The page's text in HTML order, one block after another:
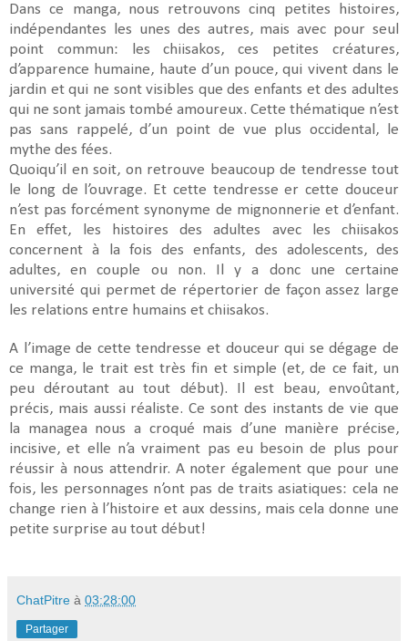
Dans ce manga, nous retrouvons cinq petites histoires,
indépendantes les unes des autres, mais avec pour seul
point commun: les chiisakos, ces petites créatures,
d’apparence humaine, haute d’un pouce, qui vivent dans le
jardin et qui ne sont visibles que des enfants et des adultes
qui ne sont jamais tombé amoureux. Cette thématique n’est
pas sans rappelé, d’un point de vue plus occidental, le
mythe des fées.
Quoiqu’il en soit, on retrouve beaucoup de tendresse tout
le long de l’ouvrage. Et cette tendresse er cette douceur
n’est pas forcément synonyme de mignonnerie et d’enfant.
En effet, les histoires des adultes avec les chiisakos
concernent à la fois des enfants, des adolescents, des
adultes, en couple ou non. Il y a donc une certaine
université qui permet de répertorier de façon assez large
les relations entre humains et chiisakos.
A l’image de cette tendresse et douceur qui se dégage de
ce manga, le trait est très fin et simple (et, de ce fait, un
peu déroutant au tout début). Il est beau, envoûtant,
précis, mais aussi réaliste. Ce sont des instants de vie que
la managea nous a croqué mais d’une manière précise,
incisive, et elle n’a vraiment pas eu besoin de plus pour
réussir à nous attendrir. A noter également que pour une
fois, les personnages n’ont pas de traits asiatiques: cela ne
change rien à l’histoire et aux dessins, mais cela donne une
petite surprise au tout début!
ChatPitre à 03:28:00
Partager